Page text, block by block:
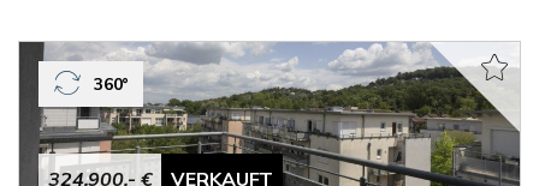
324.900,- € VERKAUFT
360°